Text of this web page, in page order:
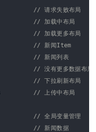
// 请求失败布局
// 加载中布局
// 加载更多布局
// 新闻Item
// 新闻列表
// 没有更多数据布局
// 下拉刷新布局
// 上传中布局
// 全局变量管理
// 新闻数据